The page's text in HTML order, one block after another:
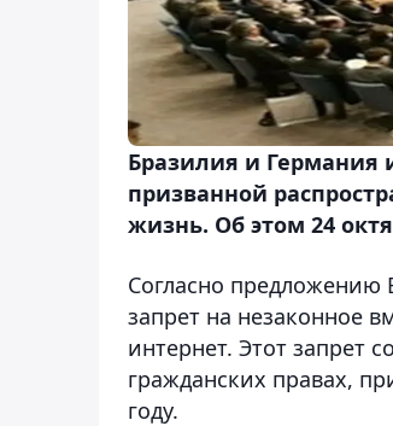
Бразилия и
призванной
жизнь. Об этом 24
Согласно
запрет на незаконное
интернет. Этот запрет
гражданских правах,
году.